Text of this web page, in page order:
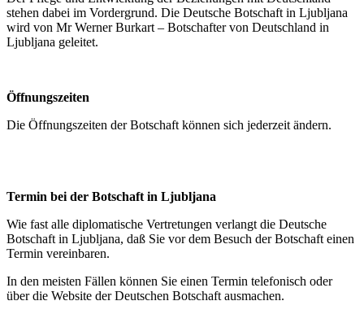
stehen dabei im Vordergrund. Die Deutsche Botschaft in Ljubljana
wird von Mr Werner Burkart – Botschafter von Deutschland in
Ljubljana geleitet.
Öffnungszeiten
Die Öffnungszeiten der Botschaft können sich jederzeit ändern.
Termin bei der Botschaft in Ljubljana
Wie fast alle diplomatische Vertretungen verlangt die Deutsche
Botschaft in Ljubljana, daß Sie vor dem Besuch der Botschaft einen
Termin vereinbaren.
In den meisten Fällen können Sie einen Termin telefonisch oder
über die Website der Deutschen Botschaft ausmachen.